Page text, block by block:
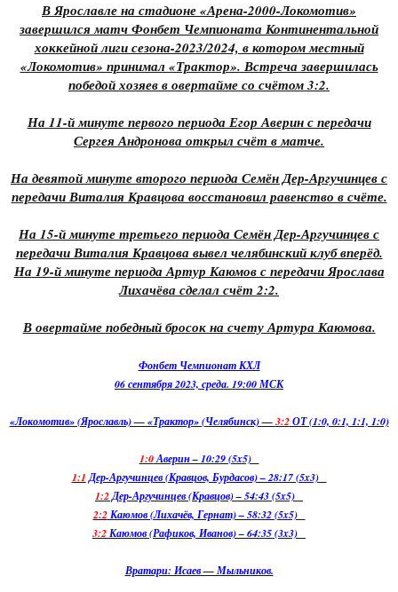
В Ярославле на стадионе «Арена-2000-Локомотив»
завершился матч Фонбет Чемпионата Континентальной
хоккейной лиги сезона-2023/2024, в котором местный
«Локомотив» принимал «Трактор». Встреча завершилась
победой хозяев в овертайме со счётом 3:2.
На 11-й минуте первого периода Егор Аверин с передачи
Сергея Андронова открыл счёт в матче.
На девятой минуте второго периода Семён Дер-Аргучинцев с
передачи Виталия Кравцова восстановил равенство в счёте.
На 15-й минуте третьего периода Семён Дер-Аргучинцев с
передачи Виталия Кравцова вывел челябинский клуб вперёд.
На 19-й минуте периода Артур Каюмов с передачи Ярослава
Лихачёва сделал счёт 2:2.
В овертайме победный бросок на счету Артура Каюмова.
Фонбет Чемпионат КХЛ
06 сентября 2023, среда. 19:00 МСК
«Локомотив» (Ярославль) — «Трактор» (Челябинск) —3:2ОТ (1:0, 0:1, 1:1, 1:0)
1:0Аверин – 10:29 (5x5)
1:1Дер-Аргучинцев (Кравцов, Бурдасов) – 28:17 (5x3)
1:2Дер-Аргучинцев (Кравцов) – 54:43 (5x5)
2:2Каюмов (Лихачёв, Гернат) – 58:32 (5x5)
3:2Каюмов (Рафиков, Иванов) – 64:35 (3x3)
Вратари: Исаев — Мыльников.